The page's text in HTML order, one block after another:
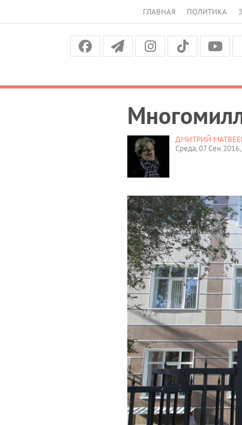
ГЛАВНАЯ ПОЛИТИКА
ДМИТРИЙ
Среда, 07 Сен